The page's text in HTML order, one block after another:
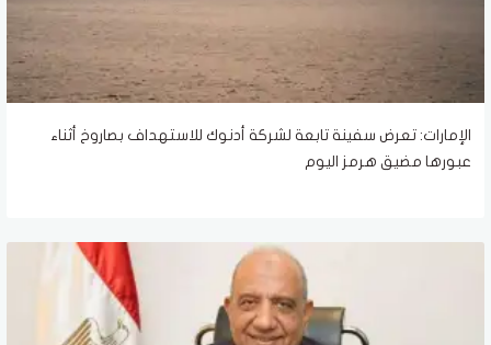
الإمارات: تعرض سفينة تابعة لشركة أدنوك للاستهداف بصاروخ أثناء
عبورها مضيق هرمز اليوم